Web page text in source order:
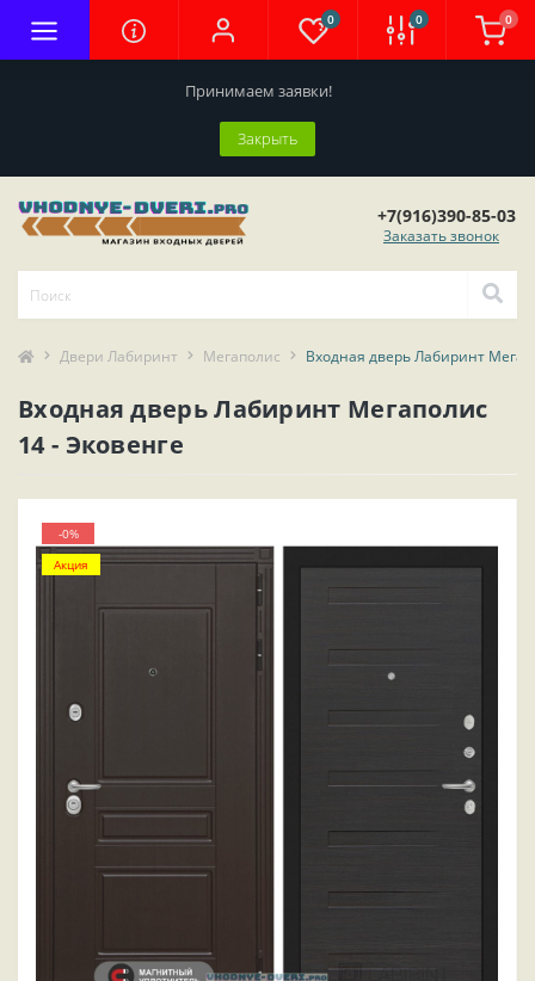
Принимаем заявки!
Закрыть
0 0 0
+7(916)390-85-03
Заказать звонок
Двери Лабиринт Мегаполис Входная дверь Лабиринт
Входная дверь Лабиринт Мегаполис
14 - Эковенге
-0%
Акция